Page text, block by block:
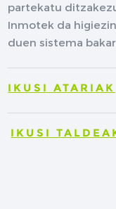
partekatu
Inmotek da
duen sistema
IKUSI ATARIAK
IKUSI